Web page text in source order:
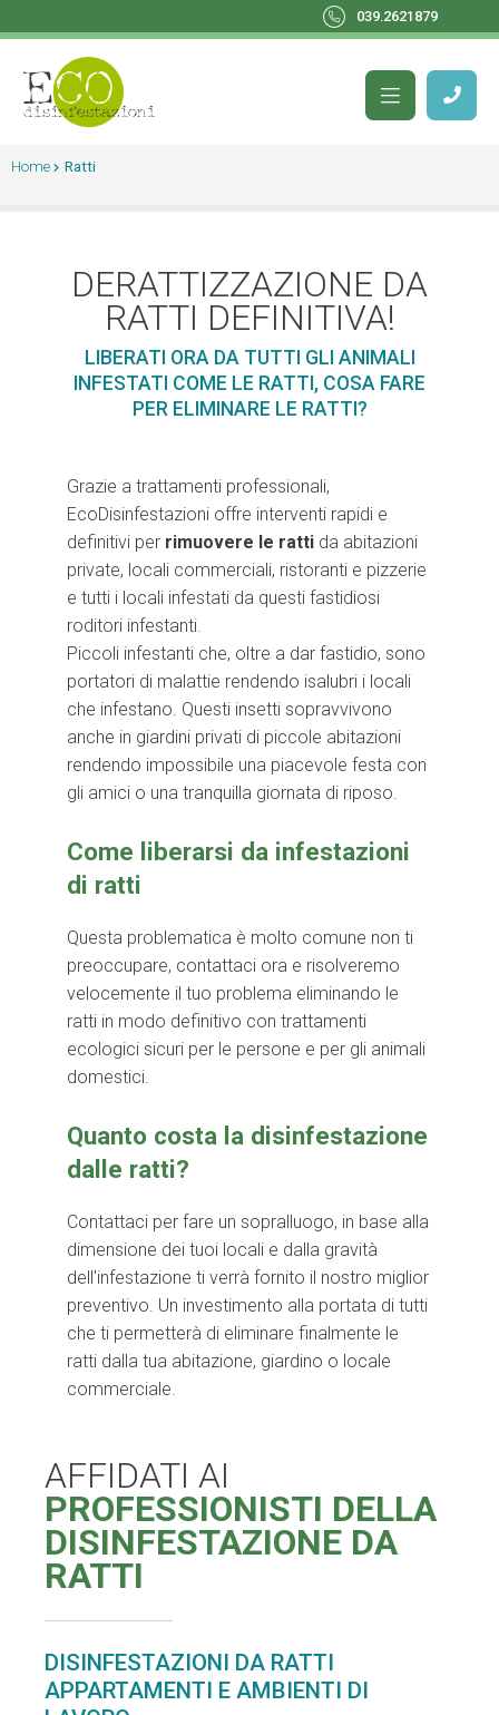
039.2621879
Home Ratti
DERATTIZZAZIONE DA
RATTI DEFINITIVA!
LIBERATI ORA DA TUTTI GLI ANIMALI
INFESTATI COME LE RATTI, COSA FARE
PER ELIMINARE LE RATTI?
Grazie a trattamenti professionali,
EcoDisinfestazioni offre interventi rapidi e
definitivi per rimuovere le ratti da abitazioni
private, locali commerciali, ristoranti e pizzerie
e tutti i locali infestati da questi fastidiosi
roditori infestanti.
Piccoli infestanti che, oltre a dar fastidio, sono
portatori di malattie rendendo isalubri i locali
che infestano. Questi insetti sopravvivono
anche in giardini privati di piccole abitazioni
rendendo impossibile una piacevole festa con
gli amici o una tranquilla giornata di riposo.
Come liberarsi da infestazioni
di ratti
Questa problematica è molto comune non ti
preoccupare, contattaci ora e risolveremo
velocemente il tuo problema eliminando le
ratti in modo definitivo con trattamenti
ecologici sicuri per le persone e per gli animali
domestici.
Quanto costa la disinfestazione
dalle ratti?
Contattaci per fare un sopralluogo, in base alla
dimensione dei tuoi locali e dalla gravità
dell'infestazione ti verrà fornito il nostro miglior
preventivo. Un investimento alla portata di tutti
che ti permetterà di eliminare finalmente le
ratti dalla tua abitazione, giardino o locale
commerciale.
AFFIDATI AI
PROFESSIONISTI DELLA
DISINFESTAZIONE DA
RATTI
DISINFESTAZIONI DA RATTI
APPARTAMENTI E AMBIENTI DI